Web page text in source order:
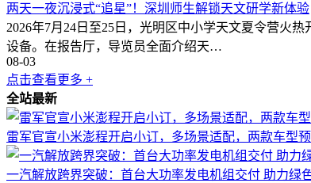
两天一夜沉浸式“追星”！深圳师生解锁天文研学新体验
2026年7月24日至25日，光明区中小学天文夏令营火
设备。在报告厅，导览员全面介绍天…
08-03
点击查看更多 +
全站最新
雷军官宣小米澎程开启小订，多场景适配，两款车型
一汽解放跨界突破：首台大功率发电机组交付 助力绿